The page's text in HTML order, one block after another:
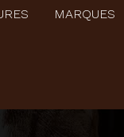
MARQUES